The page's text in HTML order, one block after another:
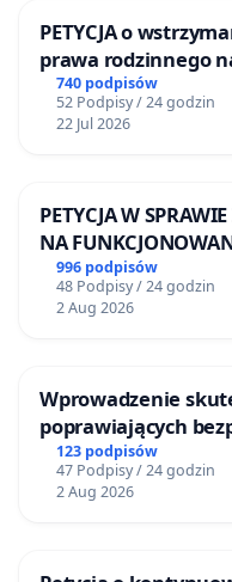
PETYCJA o
740 podpisów
52 Podpisy / 24 godzin
22 Jul 2026
PETYCJA W
NA
BEZDOMNYCH
996 podpisów
48 Podpisy / 24 godzin
2 Aug 2026
Wprowadzenie
poprawiających
Żeromskiego w
123 podpisów
47 Podpisy / 24 godzin
2 Aug 2026